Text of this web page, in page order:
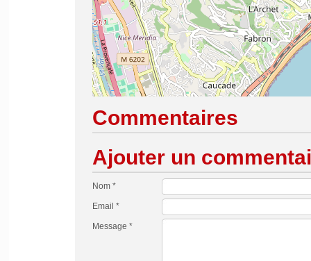
Commentaires
Ajouter un
Nom *
Email *
Message *